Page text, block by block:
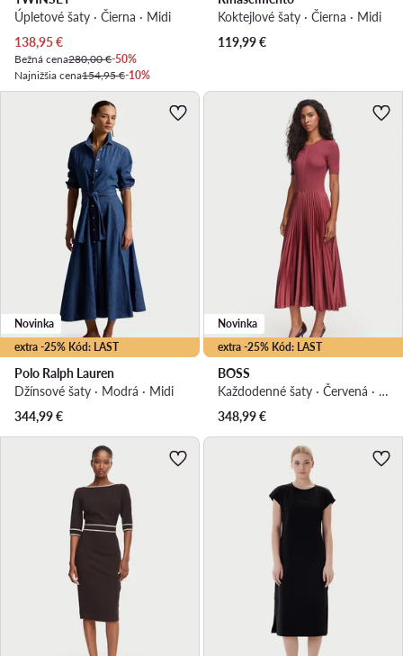
Úpletové šaty · Čierna · Midi
Aktuálna cena
138,95€
Bežná cena280,00 €-50%
Najnižšia cena154,95 €-10%
Koktejlové šaty · Čierna · Midi
119,99€
extra -25% Kód: LAST
Novinka
Polo Ralph Lauren
Džínsové šaty · Modrá · Midi
344,99€
extra -25% Kód: LAST
Novinka
BOSS
Každodenné šaty · Červená · Midi
348,99€